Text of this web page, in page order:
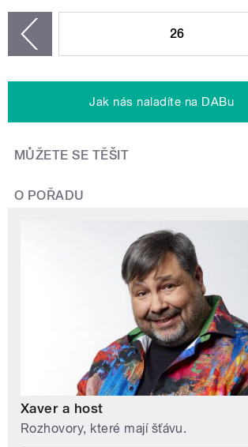
26
Jak nás naladíte na DABu
MŮŽETE SE TĚŠIT
O POŘADU
Xaver a host
Rozhovory, které mají šťávu.